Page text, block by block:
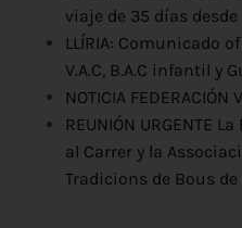
viaje de 35 días
LLÍRIA: Comunicado
V.A.C, B.A.C infantil y
NOTICIA FEDERACIÓN
REUNIÓN URGENTE
al Carrer y la
Tradicions de Bous de